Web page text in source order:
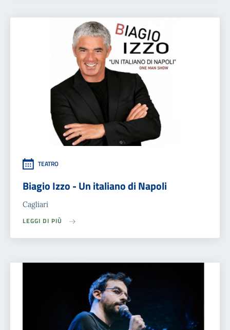
TEATRO
Biagio Izzo - Un italiano di Napoli
Cagliari
LEGGI DI PIÙ